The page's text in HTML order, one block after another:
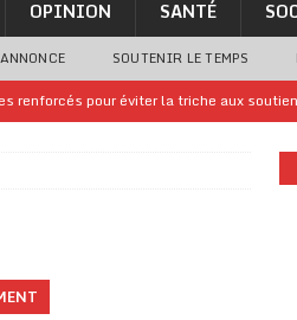
OPINION SANTÉ
SOUTENIR LE TEMPS
renforcés pour éviter la triche aux
confirme sa présence à la fête nationale
jours de congés en Grèce
billet de loterie gagnant que son